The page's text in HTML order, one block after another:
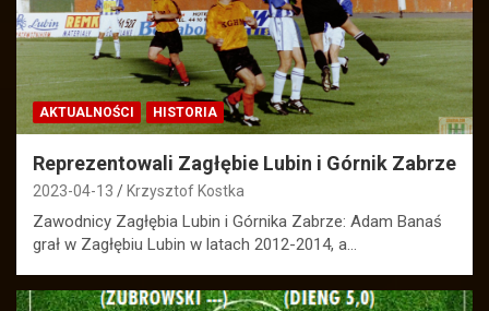
AKTUALNOŚCI HISTORIA
Reprezentowali Zagłębie Lubin i Górnik Zabrze
2023-04-13 Krzysztof Kostka
Zawodnicy Zagłębia Lubin i Górnika Zabrze: Adam Banaś
grał w Zagłębiu Lubin w latach 2012-2014, a…